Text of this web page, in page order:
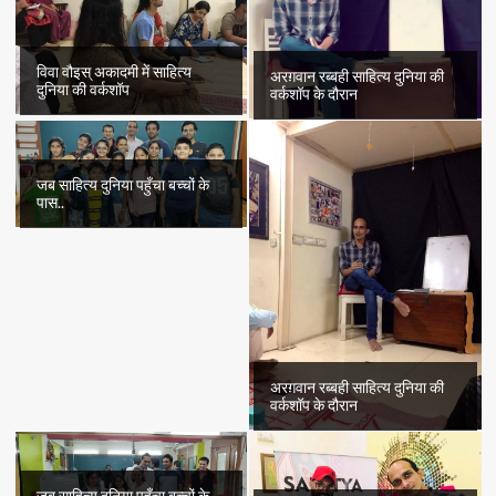
विवा वौइस् अकादमी में साहित्य
दुनिया की वर्कशॉप
अरग़वान रब्बही साहित्य दुनिया की
वर्कशॉप के दौरान
जब साहित्य दुनिया पहुँचा बच्चों के
पास..
अरग़वान रब्बही साहित्य दुनिया की
वर्कशॉप के दौरान